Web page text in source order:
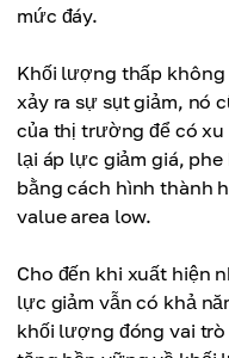
mức đáy.
Khối lượng thấp
xảy ra sự sụt giảm, nó
của thị trường để có
lại áp lực giảm giá,
bằng cách hình thành
value area low.
Cho đến khi xuất hiện
lực giảm vẫn có khả
khối lượng đóng vai